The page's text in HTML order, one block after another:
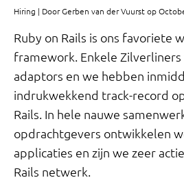
Hiring | Door Gerben van der Vuurst op
Ruby on Rails is ons favoriete
framework. Enkele
adaptors en we hebben
indrukwekkend track-record
Rails. In hele nauwe
opdrachtgevers ontwikkelen
applicaties en zijn we zeer
Rails netwerk.